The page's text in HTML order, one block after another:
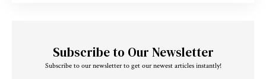
Subscribe to Our Newsletter
Subscribe to our newsletter to get our newest articles instantly!